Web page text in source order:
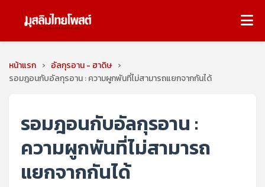
หน้าแรก › อัลกุรอาน - ฮาดิษ ›
รอมฎอนกับอัลกุรอาน : ความผูกพันที่ไม่สามารถแยกจากกันได้
รอมฎอนกับอัลกุรอาน :
ความผูกพันที่ไม่สามารถ
แยกจากกันได้